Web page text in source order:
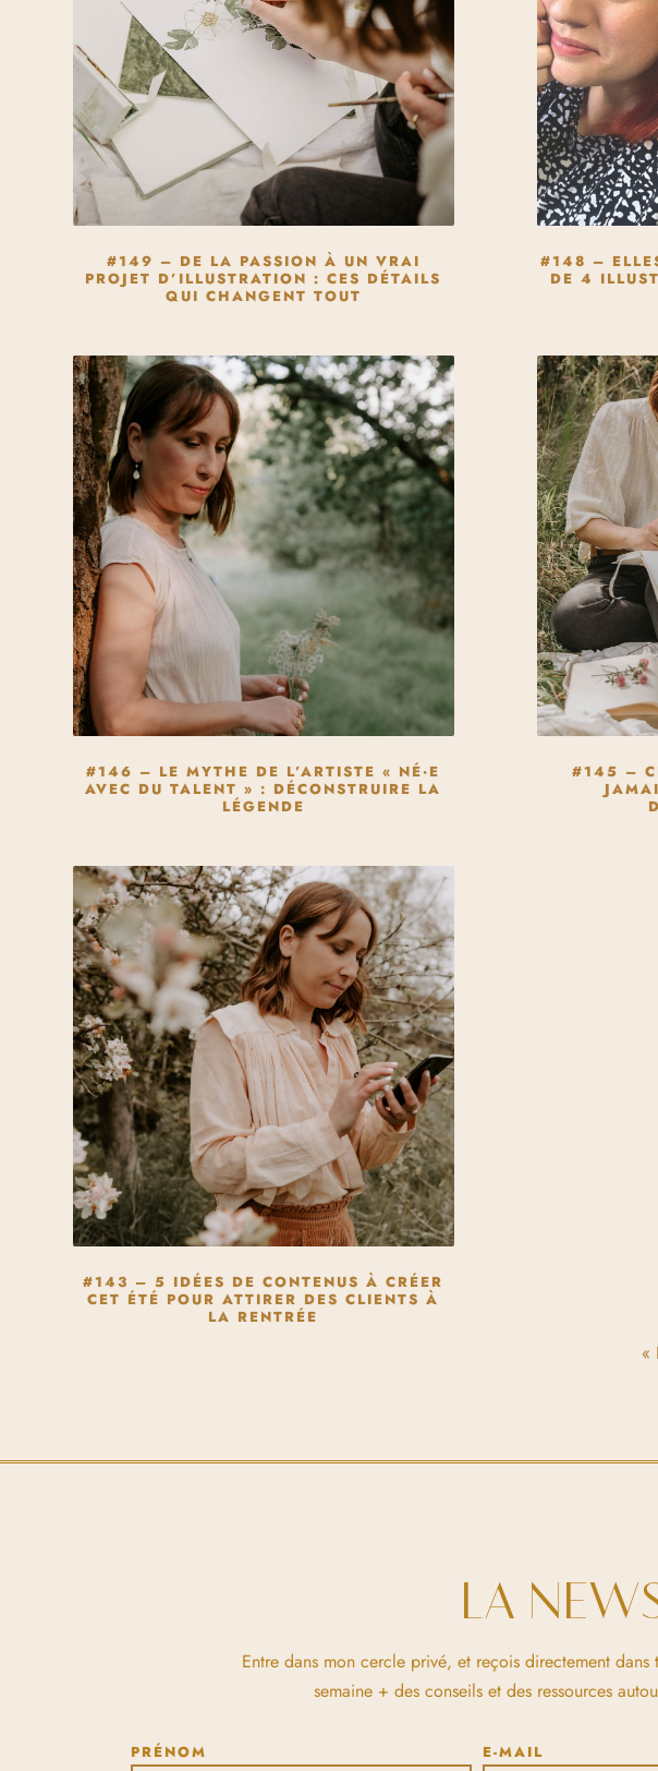
#149 – DE LA PASSION À UN VRAI
PROJET D’ILLUSTRATION : CES DÉTAILS
QUI CHANGENT TOUT
#148 –
DE 4
#146 – LE MYTHE DE L’ARTISTE « NÉ·E
AVEC DU TALENT » : DÉCONSTRUIRE LA
LÉGENDE
#145 –
#143 – 5 IDÉES DE CONTENUS À CRÉER
CET ÉTÉ POUR ATTIRER DES CLIENTS À
LA RENTRÉE
«
LA
Entre dans mon cercle privé, et reçois directement
semaine + des conseils et des ressources
PRÉNOM
E-MAIL